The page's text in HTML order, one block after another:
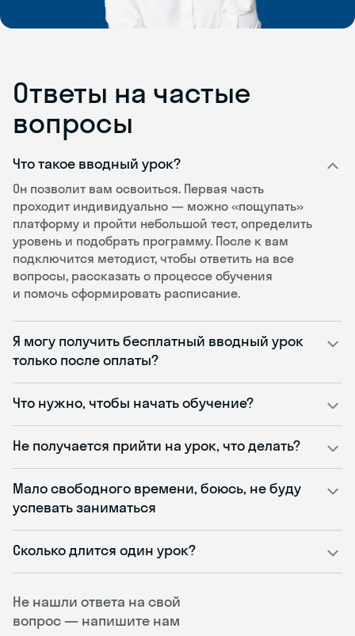
Ответы на частые
вопросы
Не нашли ответа на свой
вопрос — напишите нам
Что такое вводный урок?
Он позволит вам освоиться. Первая часть
проходит индивидуально — можно «пощупать»
платформу и пройти небольшой тест, определить
уровень и подобрать программу. После к вам
подключится методист, чтобы ответить на все
вопросы, рассказать о процессе обучения
и помочь сформировать расписание.
Я могу получить бесплатный вводный урок
только после оплаты?
Что нужно, чтобы начать обучение?
Не получается прийти на урок, что делать?
Мало свободного времени, боюсь, не буду
успевать заниматься
Сколько длится один урок?